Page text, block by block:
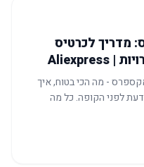
מדריך לכרטיס
- מה הכי בטוח, איך
לפני הקופה. כל מה